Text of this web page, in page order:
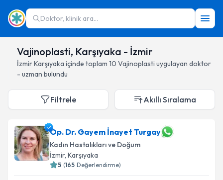
Doktor, klinik ara...
Vajinoplasti, Karşıyaka - İzmir
İzmirKarşıyaka içinde toplam 10 Vajinoplasti uygulayan doktor
- uzman bulundu
Filtrele Akıllı Sıralama
Op. Dr. Gayem İnayet Turgay
Kadın Hastalıkları ve Doğum
İzmir, Karşıyaka
5 (165 Değerlendirme)